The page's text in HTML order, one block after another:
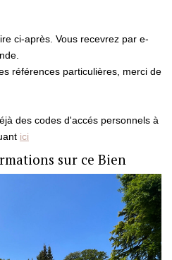
ci-après. Vous recevrez par e-
références particulières, merci de
des codes d'accés personnels à
ici
sur ce Bien